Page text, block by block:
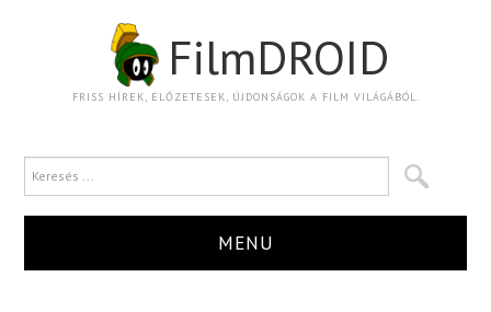
FilmDROID
FRISS HÍREK, ELŐZETESEK, ÚJDONSÁGOK A FILM VILÁGÁBÓL.
MENU